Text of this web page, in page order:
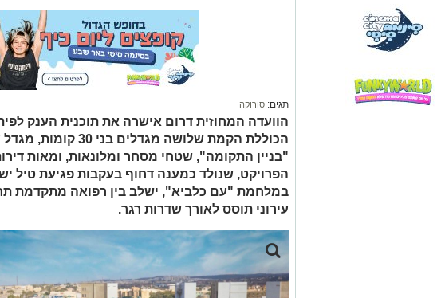
תגים: סורוקה
הוועדה המחוזית דרום אישרה את תוכנית הענק
הכוללת הקמת שלושה
"בניין התקומה", שטחי מסחר ומלונאות, ומאות
הפרויקט, שנולד כמענה דחוף בעקבות פגיעת טיל
במלחמת "עם כלביא", ישלב בין רפואה מתקדמת
עירוני תוסס לאורך שדרות רגר.